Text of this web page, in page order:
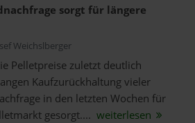
sorgt für längere
Weichslberger
Pelletpreise zuletzt deutlich
Kaufzurückhaltung vieler
in den letzten Wochen für
gesorgt.... weiterlesen